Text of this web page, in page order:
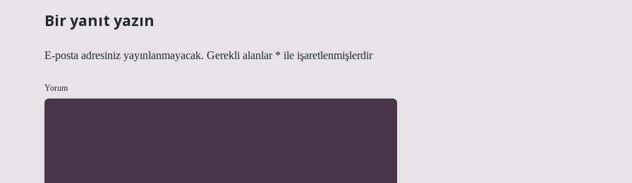
Bir yanıt yazın
E-posta adresiniz yayınlanmayacak. Gerekli alanlar * ile işaretlenmişlerdir
Yorum